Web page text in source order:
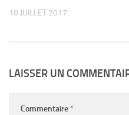
10 JUILLET 2017
LAISSER UN
Commentaire*